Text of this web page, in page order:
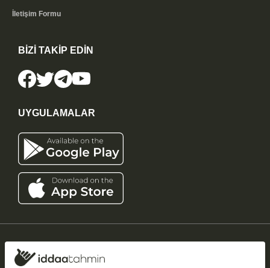
İletişim Formu
BİZİ TAKİP EDİN
UYGULAMALAR
iddaatahmin11.com
Tüm Hakları Saklıdır